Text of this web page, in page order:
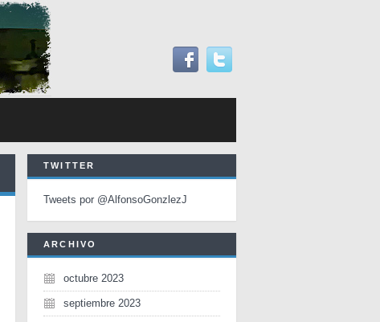
TWITTER
Tweets por @AlfonsoGonzlezJ
ARCHIVO
octubre 2023
septiembre 2023